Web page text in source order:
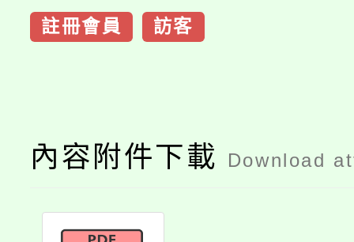
註冊會員 訪客
內容附件下載 Download